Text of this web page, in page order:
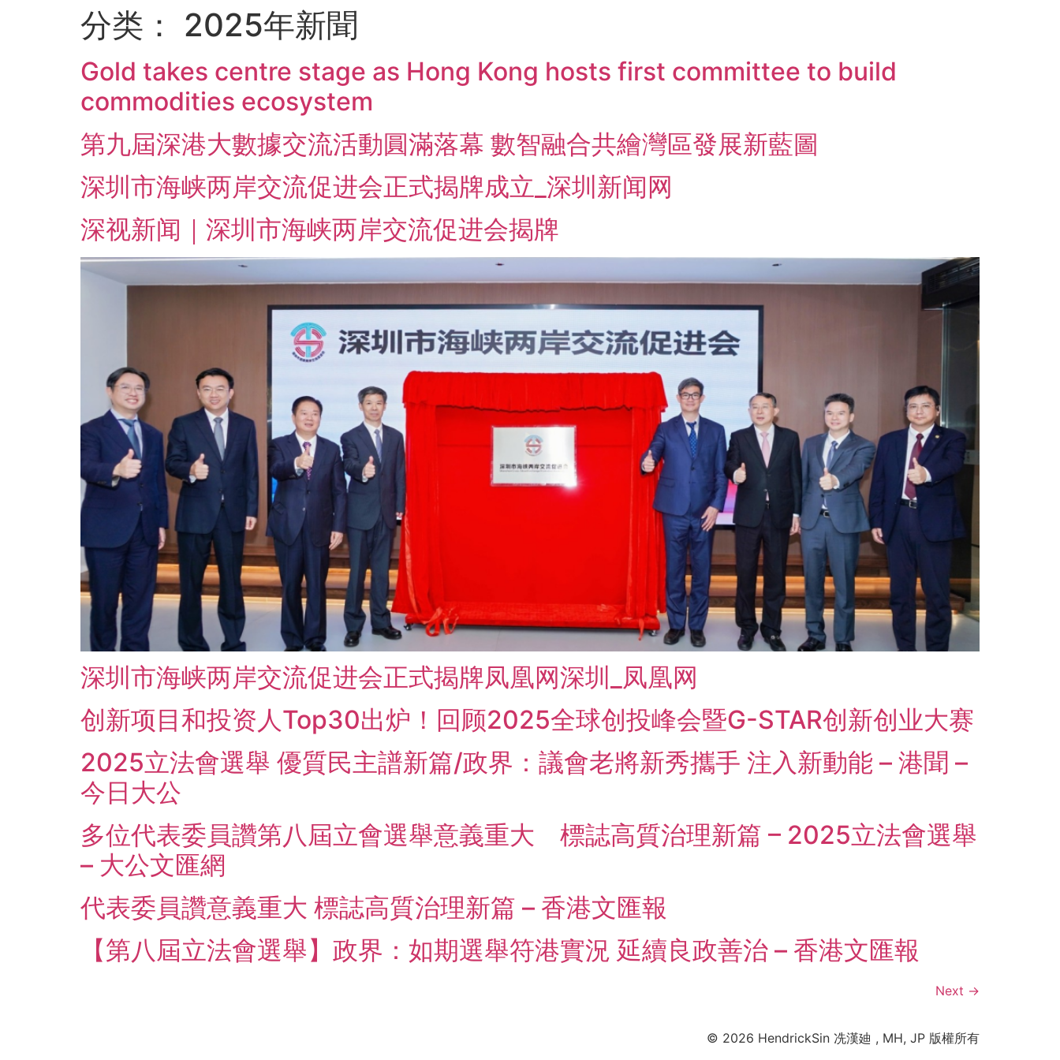
分类： 2025年新聞
Gold takes centre stage as Hong Kong hosts first committee to build
commodities ecosystem
第九屆深港大數據交流活動圓滿落幕 數智融合共繪灣區發展新藍圖
深圳市海峡两岸交流促进会正式揭牌成立_深圳新闻网
深视新闻｜深圳市海峡两岸交流促进会揭牌
深圳市海峡两岸交流促进会正式揭牌凤凰网深圳_凤凰网
创新项目和投资人Top30出炉！回顾2025全球创投峰会暨G-STAR创新创业大赛
2025立法會選舉 優質民主譜新篇/政界：議會老將新秀攜手 注入新動能 – 港聞 –
今日大公
多位代表委員讚第八屆立會選舉意義重大 標誌高質治理新篇 – 2025立法會選舉
– 大公文匯網
代表委員讚意義重大 標誌高質治理新篇 – 香港文匯報
【第八屆立法會選舉】政界：如期選舉符港實況 延續良政善治 – 香港文匯報
Next →
© 2026 HendrickSin 冼漢廸 , MH, JP 版權所有